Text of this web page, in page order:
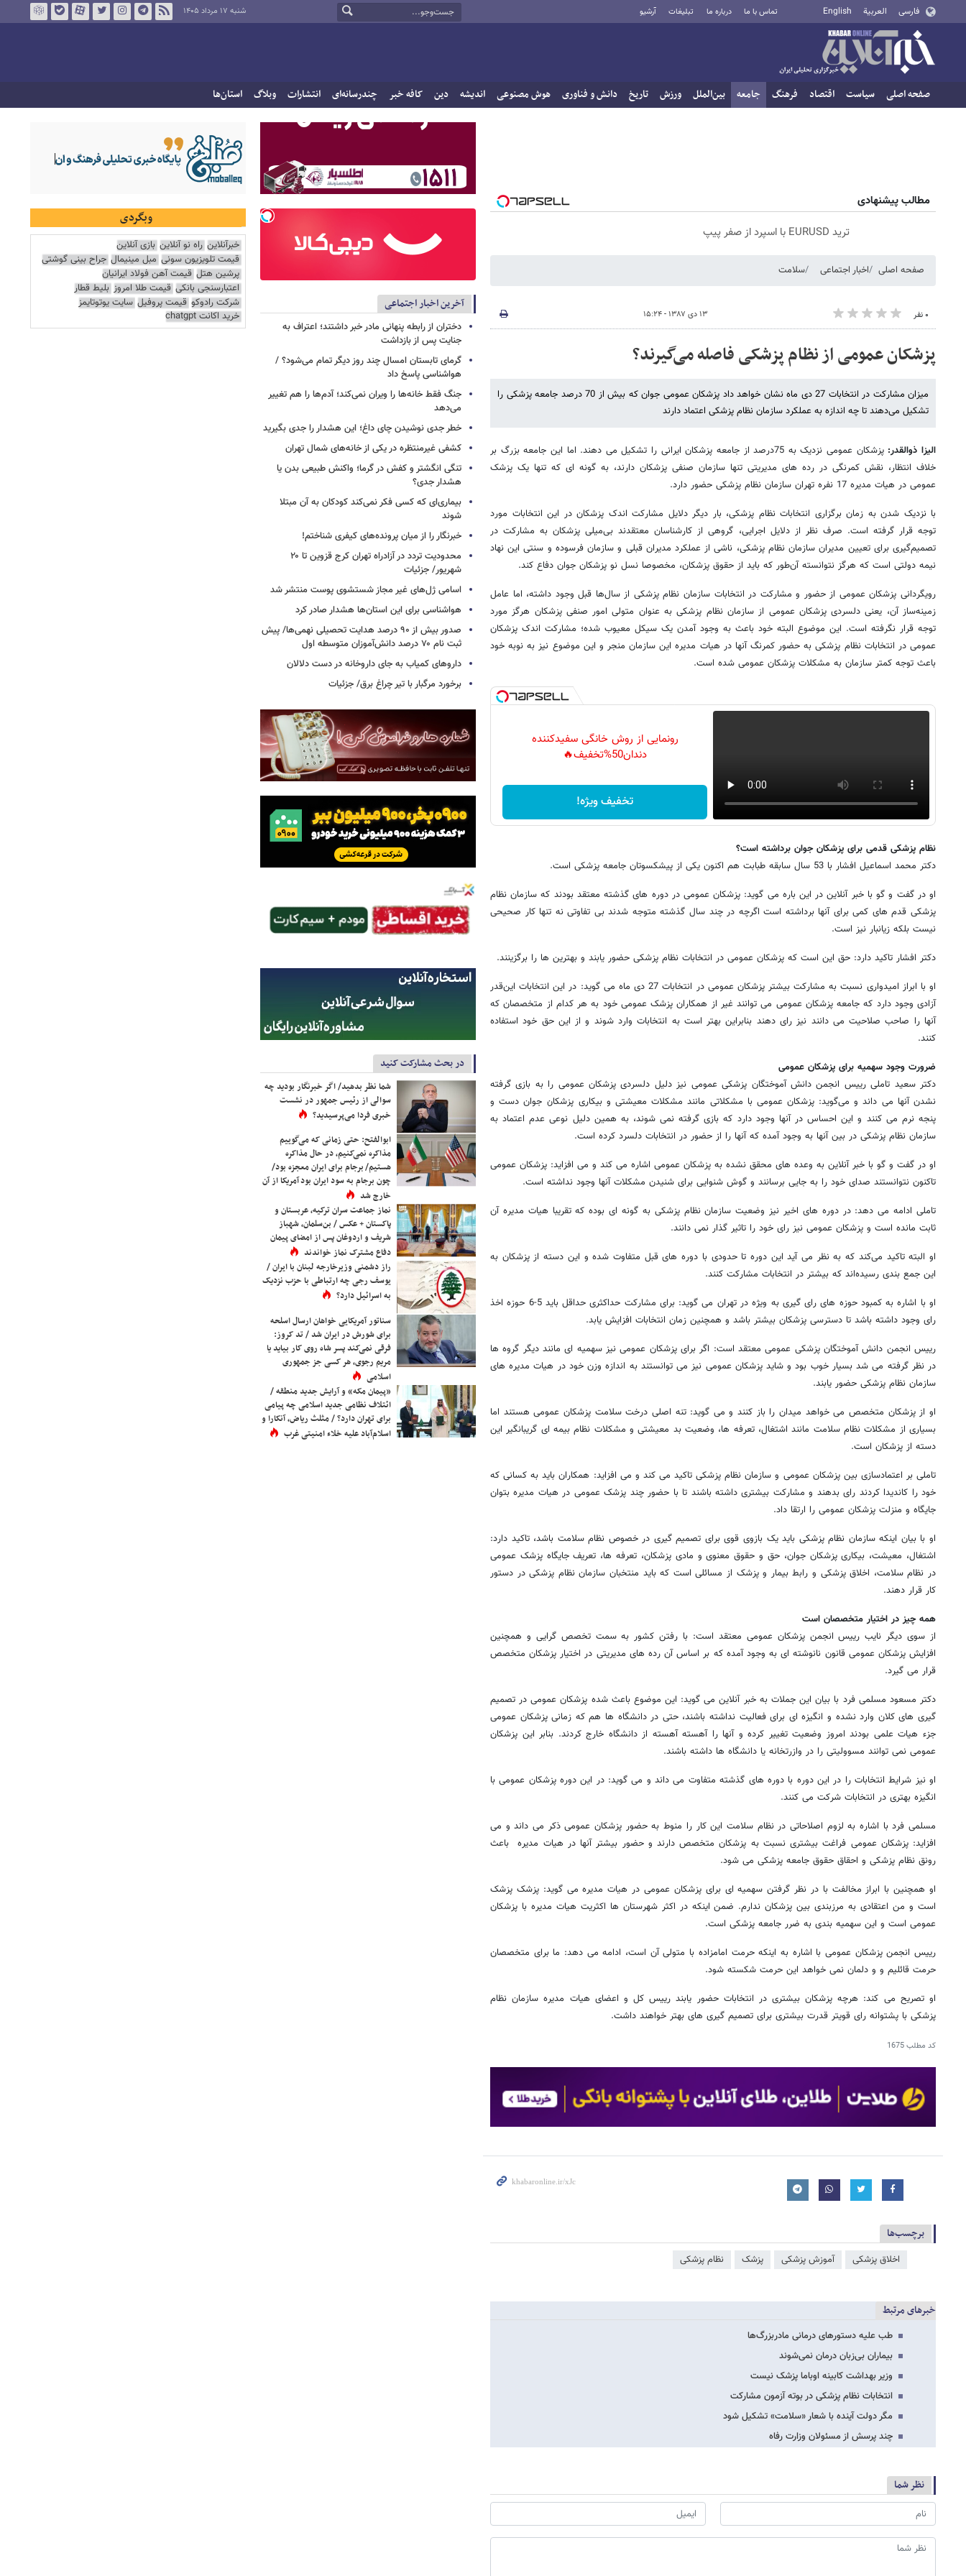
فارسی العربية English تماس با ما درباره ما تبلیغات آرشیو شنبه ۱۷ مرداد ۱۴۰۵
صفحه اصلی سیاست اقتصاد فرهنگ جامعه بین‌الملل ورزش تاریخ دانش و فناوری هوش مصنوعی اندیشه دین کافه خبر چندرسانه‌ای انتشارات وبلاگ استان‌ها
مطالب پیشنهادی
ترید EURUSD با اسپرد از صفر پیپ
صفحه اصلی اخبار اجتماعی سلامت
۰ نفر ۱۳ دی ۱۳۸۷ - ۱۵:۲۴
پزشکان عمومی از نظام پزشکی فاصله می‌گیرند؟
میزان مشارکت در انتخابات 27 دی ماه نشان خواهد داد پزشکان عمومی جوان که بیش از 70 درصد جامعه پزشکی را
تشکیل می‌دهند تا چه اندازه به عملکرد سازمان نظام پزشکی اعتماد دارند
الیزا ذوالقدر:
پزشکان عمومی نزدیک به 75درصد از جامعه پزشکان ایرانی را تشکیل می دهند. اما این جامعه بزرگ بر
خلاف انتظار، نقش کمرنگی در رده های مدیریتی تنها سازمان صنفی پزشکان دارند، به گونه ای که تنها یک پزشک
عمومی در هیات مدیره 17 نفره تهران سازمان نظام پزشکی حضور دارد.
با نزدیک شدن به زمان برگزاری انتخابات نظام پزشکی،‌ بار دیگر دلایل مشارکت اندک پزشکان در این انتخابات مورد
توجه قرار گرفته است. صرف نظر از دلایل اجرایی، گروهی از کارشناسان معتقدند بی‌میلی پزشکان به مشارکت در
تصمیم‌گیری برای تعیین مدیران سازمان نظام پزشکی، ناشی از عملکرد مدیران قبلی و سازمان فرسوده و سنتی این نهاد
نیمه دولتی است که هرگز نتوانسته آن‌طور که باید از حقوق پزشکان، مخصوصا نسل نو پزشکان جوان دفاع کند.
رویگردانی پزشکان عمومی از حضور و مشارکت در انتخابات سازمان نظام پزشکی از سال‌ها قبل وجود داشته، اما عامل
زمینه‌ساز آن، یعنی دلسردی پزشکان عمومی از سازمان نظام پزشکی به عنوان متولی امور صنفی پزشکان هرگز مورد
توجه قرار نگرفته است. این موضوع البته خود باعث به وجود آمدن یک سیکل معیوب شده؛ مشارکت اندک پزشکان
عمومی در انتخابات نظام پزشکی به حضور کمرنگ آنها در هیات مدیره این سازمان منجر و این موضوع نیز به نوبه خود
باعث توجه کمتر سازمان به مشکلات پزشکان عمومی شده است.
رونمایی از روش خانگی سفیدکننده
دندان50%تخفیف🔥
تخفیف ویژه!
نظام پزشکی قدمی برای پزشکان جوان برداشته است؟
دکتر محمد اسماعیل افشار با 53 سال سابقه طبابت هم اکنون یکی از پیشکسوتان جامعه پزشکی است.
او در گفت و گو با خبر آنلاین در این باره می گوید: پزشکان عمومی در دوره های گذشته معتقد بودند که سازمان نظام
پزشکی قدم های کمی برای آنها برداشته است اگرچه در چند سال گذشته متوجه شدند بی تفاوتی نه تنها کار صحیحی
نیست بلکه زیانبار نیز است.
دکتر افشار تاکید دارد: حق این است که پزشکان عمومی در انتخابات نظام پزشکی حضور یابند و بهترین ها را برگزینند.
او با ابراز امیدواری نسبت به مشارکت بیشتر پزشکان عمومی در انتخابات 27 دی ماه می گوید: در این انتخابات این‌قدر
آزادی وجود دارد که جامعه پزشکان عمومی می توانند غیر از همکاران پزشک عمومی خود به هر کدام از متخصصان که
آنها را صاحب صلاحیت می دانند نیز رای دهند بنابراین بهتر است به انتخابات وارد شوند و از این حق خود استفاده
کنند.
ضرورت وجود سهمیه برای پزشکان عمومی
دکتر سعید تاملی رییس انجمن دانش آموختگان پزشکی عمومی نیز دلیل دلسردی پزشکان عمومی را به بازی گرفته
نشدن آنها می داند و می‌گوید: پزشکان عمومی با مشکلاتی مانند مشکلات معیشتی و بیکاری پزشکان جوان دست و
پنجه نرم می کنند و این احساس در آنها وجود دارد که بازی گرفته نمی شوند، به همین دلیل نوعی عدم اعتماد به
سازمان نظام پزشکی در بین آنها به وجود آمده که آنها را از حضور در انتخابات دلسرد کرده است.
او در گفت و گو با خبر آنلاین به وعده های محقق نشده به پزشکان عمومی اشاره می کند و می افزاید: پزشکان عمومی
تاکنون نتوانستند صدای خود را به جایی برسانند و گوش شنوایی برای شنیدن مشکلات آنها وجود نداشته است.
تاملی ادامه می دهد: در دوره های اخیر نیز وضعیت سازمان نظام پزشکی به گونه ای بوده که تقریبا هیات مدیره آن
ثابت مانده است و پزشکان عمومی نیز رای خود را تاثیر گذار نمی دانند.
او البته تاکید می‌کند که به نظر می آید این دوره تا حدودی با دوره های قبل متفاوت شده و این دسته از پزشکان به
این جمع بندی رسیده‌اند که بیشتر در انتخابات مشارکت کنند.
او با اشاره به کمبود حوزه های رای گیری به ویژه در تهران می گوید: برای مشارکت حداکثری حداقل باید 5-6 حوزه اخذ
رای وجود داشته باشد تا دسترسی پزشکان بیشتر باشد و همچنین زمان انتخابات افزایش یابد.
رییس انجمن دانش آموختگان پزشکی عمومی معتقد است: اگر برای پزشکان عمومی نیز سهمیه ای مانند دیگر گروه ها
در نظر گرفته می شد بسیار خوب بود و شاید پزشکان عمومی نیز می توانستند به اندازه وزن خود در هیات مدیره های
سازمان نظام پزشکی حضور یابند.
او از پزشکان متخصص می خواهد میدان را باز کنند و می گوید: تنه اصلی درخت سلامت پزشکان عمومی هستند اما
بسیاری از مشکلات نظام سلامت مانند اشتغال، تعرفه ها، وضعیت بد معیشتی و مشکلات نظام بیمه ای گریبانگیر این
دسته از پزشکان است.
تاملی بر اعتمادسازی بین پزشکان عمومی و سازمان نظام پزشکی تاکید می کند و می افزاید: همکاران باید به کسانی که
خود را کاندیدا کردند رای بدهند و مشارکت بیشتری داشته باشند تا با حضور چند پزشک عمومی در هیات مدیره بتوان
جایگاه و منزلت پزشکان عمومی را ارتقا داد.
او با بیان اینکه سازمان نظام پزشکی باید یک بازوی قوی برای تصمیم گیری در خصوص نظام سلامت باشد، تاکید دارد:
اشتغال، معیشت، بیکاری پزشکان جوان، حق و حقوق معنوی و مادی پزشکان، تعرفه ها، تعریف جایگاه پزشک عمومی
در نظام سلامت، اخلاق پزشکی و رابط بیمار و پزشک از مسائلی است که باید منتخبان سازمان نظام پزشکی در دستور
کار قرار دهند.
همه چیز در اختیار متخصصان است
از سوی دیگر نایب رییس انجمن پزشکان عمومی معتقد است: با رفتن کشور به سمت تخصص گرایی و همچنین
افزایش پزشکان عمومی قانون نانوشته ای به وجود آمده که بر اساس آن رده های مدیریتی در اختیار پزشکان متخصص
قرار می گیرد.
دکتر مسعود مسلمی فرد با بیان این جملات به خبر آنلاین می گوید: این موضوع باعث شده پزشکان عمومی در تصمیم
گیری های کلان وارد نشده و انگیزه ای برای فعالیت نداشته باشند، حتی در دانشگاه ها هم که زمانی پزشکان عمومی
جزء هیات علمی بودند امروز وضعیت تغییر کرده و آنها را آهسته آهسته از دانشگاه خارج کردند. بنابر این پزشکان
عمومی نمی توانند مسوولیتی را در وازرتخانه یا دانشگاه ها داشته باشند.
او نیز شرایط انتخابات را در این دوره با دوره های گذشته متفاوت می داند و می گوید: در این دوره پزشکان عمومی با
انگیزه بهتری در انتخابات شرکت می کنند.
مسلمی فرد با اشاره به لزوم اصلاحاتی در نظام سلامت این کار را منوط به حضور پزشکان عمومی ذکر می داند و می
افزاید: پزشکان عمومی فراغت بیشتری نسبت به پزشکان متخصص دارند و حضور بیشتر آنها در هیات مدیره باعث
رونق نظام پزشکی و احقاق حقوق جامعه پزشکی می شود.
او همچنین با ابراز مخالفت با در نظر گرفتن سهمیه ای برای پزشکان عمومی در هیات مدیره می گوید: پزشک پزشک
است و من اعتقادی به مرزبندی بین پزشکان ندارم. ضمن اینکه در اکثر شهرستان ها اکثریت هیات مدیره با پزشکان
عمومی است و این سهمیه بندی به ضرر جامعه پزشکی است.
رییس انجمن پزشکان عمومی با اشاره به اینکه حرمت امامزاده با متولی آن است، ادامه می دهد: ما برای متخصصان
حرمت قائلیم و و دلمان نمی خواهد این حرمت شکسته شود.
او تصریح می کند: هرچه پزشکان بیشتری در انتخابات حضور یابند رییس کل و اعضای هیات مدیره سازمان نظام
پزشکی با پشتوانه رای قویتر قدرت بیشتری برای تصمیم گیری های بهتر خواهند داشت.
کد مطلب1675
برچسب‌ها
اخلاق پزشکی آموزش پزشکی پزشک نظام پزشکی
خبرهای مرتبط
طب علیه دستورهای درمانی مادربزرگ‌ها
بیماران بی‌زبان درمان نمی‌شوند
وزیر بهداشت کابینه اوباما پزشک نیست
انتخابات نظام پزشکی در بوته آزمون مشارکت
مگر دولت آینده با شعار «سلامت» تشکیل شود
چند پرسش از مسئولان وزارت رفاه
نظر شما
آخرین اخبار اجتماعی
دختران از رابطه پنهانی مادر خبر داشتند؛ اعتراف به
جنایت پس از بازداشت
گرمای تابستان امسال چند روز دیگر تمام می‌شود؟ /
هواشناسی پاسخ داد
جنگ فقط خانه‌ها را ویران نمی‌کند؛ آدم‌ها را هم تغییر
می‌دهد
خطر جدی نوشیدن چای داغ؛ این هشدار را جدی بگیرید
کشفی غیرمنتظره در یکی از خانه‌های شمال تهران
تنگی انگشتر و کفش در گرما؛ واکنش طبیعی بدن یا
هشدار جدی؟
بیماری‌ای که کسی فکر نمی‌کند کودکان به آن مبتلا
شوند
خبرنگار را از میان پرونده‌های کیفری شناختم!
محدودیت تردد در آزادراه تهران کرج قزوین تا ۲۰
شهریور/ جزئیات
اسامی ژل‌های غیر مجاز شستشوی پوست منتشر شد
هواشناسی برای این استان‌ها هشدار صادر کرد
صدور بیش از ۹۰ درصد هدایت تحصیلی نهمی‌ها/ پیش
ثبت نام ۷۰ درصد دانش‌آموزان متوسطه اول
داروهای کمیاب به جای داروخانه در دست دلالان
برخورد مرگبار با تیر چراغ برق/ جزئیات
در بحث مشارکت کنید
شما نظر بدهید/ اگر خبرنگار بودید چه
سوالی از رئیس جمهور در نشست
خبری فردا می‌پرسیدید؟
ابوالفتح: حتی زمانی که می‌گوییم
مذاکره نمی‌کنیم، در حال مذاکره
هستیم/ برجام برای ایران معجزه بود/
چون برجام به سود ایران بود آمریکا از آن
خارج شد
نماز جماعت سران ترکیه، عربستان و
پاکستان + عکس / بن‌سلمان، شهباز
شریف و اردوغان پس از امضای پیمان
دفاع مشترک نماز خواندند
راز دشمنی وزیرخارجه لبنان با ایران /
یوسف رجی چه ارتباطی با حزب نزدیک
به اسرائیل دارد؟
سناتور آمریکایی خواهان ارسال اسلحه
برای شورش در ایران شد / تد کروز:
فرقی نمی‌کند پسر شاه روی کار بیاید یا
مریم رجوی، هر کسی جز جمهوری
اسلامی
«پیمان مکه» و آرایش جدید منطقه /
ائتلاف نظامی جدید اسلامی چه پیامی
برای تهران دارد؟ / مثلث ریاض، آنکارا و
اسلام‌آباد علیه خلاء امنیتی غرب
وبگردی
خبرآنلاین راه نو آنلاین بازی آنلاین
قیمت تلویزیون سونی مبل مینیمال جراح بینی گوشتی
پرشین هتل قیمت آهن فولاد ایرانیان
اعتبارسنجی بانکی قیمت طلا امروز بلیط قطار
شرکت رادوکو قیمت پروفیل سایت یوتوتایمز
خرید اکانت chatgpt